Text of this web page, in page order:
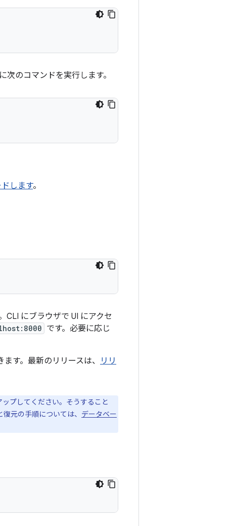
のコマンドを実行します。
します。
CLI にブラウザで UI にアクセ
です。必要に応じ
す。最新のリリースは、
リリ
プしてください。そうすること
元の手順については、 データベー